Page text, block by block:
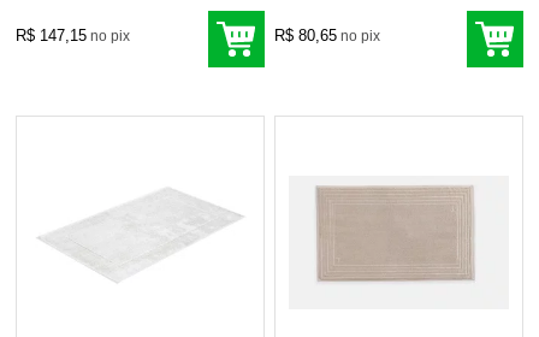
R$ 147,15 no pix R$ 80,65 no pix